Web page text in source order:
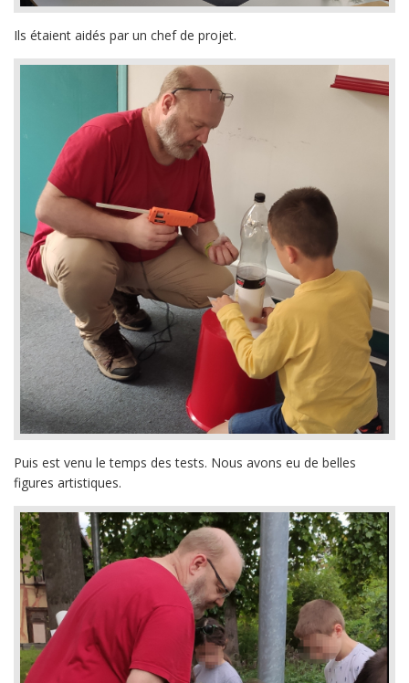
Ils étaient aidés par un chef de projet.
Puis est venu le temps des tests. Nous avons eu de belles
figures artistiques.